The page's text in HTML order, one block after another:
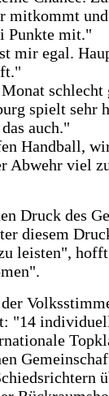
mitkommt
Punkte mit."
mir egal.
schlecht
spielt sehr
auch."
Handball,
Abwehr viel
Druck des
diesem
leisten",
"14